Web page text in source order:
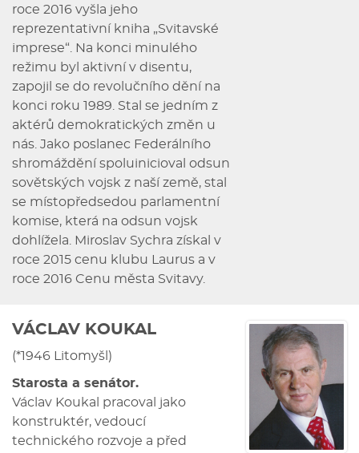
roce 2016 vyšla jeho
reprezentativní kniha „Svitavské
imprese“. Na konci minulého
režimu byl aktivní v disentu,
zapojil se do revolučního dění na
konci roku 1989. Stal se jedním z
aktérů demokratických změn u
nás. Jako poslanec Federálního
shromáždění spoluinicioval odsun
sovětských vojsk z naší země, stal
se místopředsedou parlamentní
komise, která na odsun vojsk
dohlížela. Miroslav Sychra získal v
roce 2015 cenu klubu Laurus a v
roce 2016 Cenu města Svitavy.
VÁCLAV KOUKAL
(*1946 Litomyšl)
Starosta a senátor.
Václav Koukal pracoval jako
konstruktér, vedoucí
technického rozvoje a před